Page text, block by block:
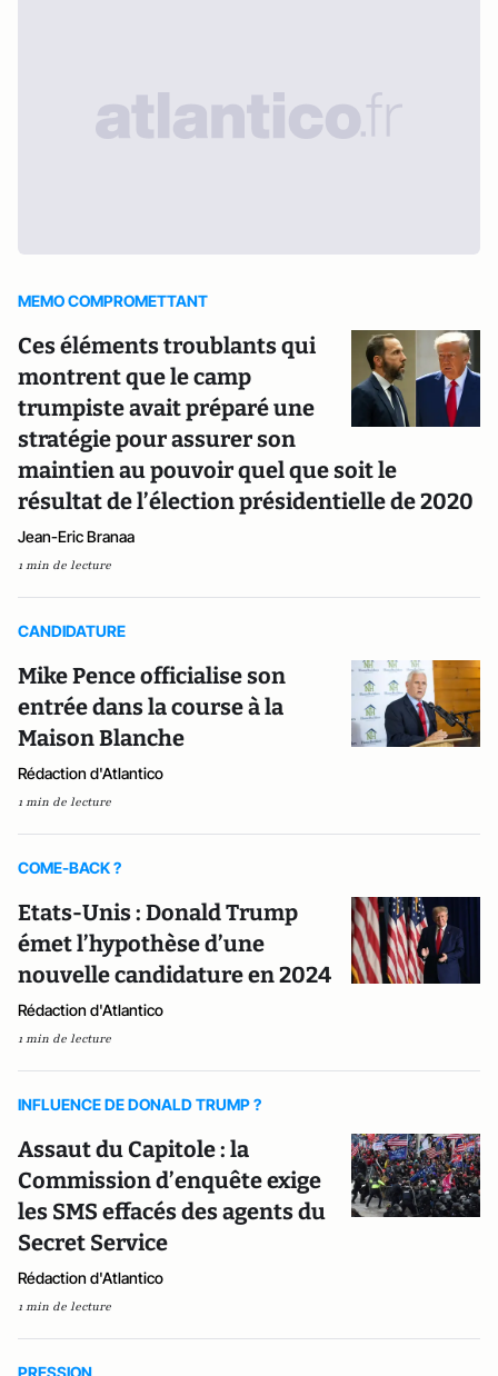
MEMO COMPROMETTANT
Ces éléments troublants qui
montrent que le camp
trumpiste avait préparé une
stratégie pour assurer son
maintien au pouvoir quel que soit le
résultat de l’élection présidentielle de 2020
Jean-Eric Branaa
1 min de lecture
CANDIDATURE
Mike Pence officialise son
entrée dans la course à la
Maison Blanche
Rédaction d'Atlantico
1 min de lecture
COME-BACK ?
Etats-Unis : Donald Trump
émet l’hypothèse d’une
nouvelle candidature en 2024
Rédaction d'Atlantico
1 min de lecture
INFLUENCE DE DONALD TRUMP ?
Assaut du Capitole : la
Commission d’enquête exige
les SMS effacés des agents du
Secret Service
Rédaction d'Atlantico
1 min de lecture
PRESSION